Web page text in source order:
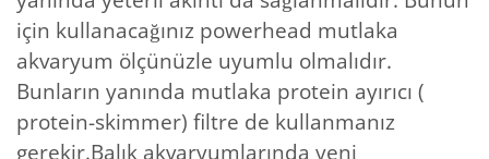
için kullanacağınız powerhead mutlaka
akvaryum ölçünüzle uyumlu olmalıdır.
Bunların yanında mutlaka protein ayırıcı (
protein-skimmer) filtre de kullanmanız
gerekir.Balık akvaryumlarında yeni